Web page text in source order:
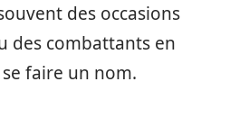
des occasions
des combattants en
faire un nom.